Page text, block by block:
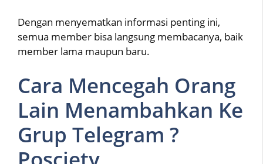
Dengan menyematkan informasi penting ini,
semua member bisa langsung membacanya, baik
member lama maupun baru.
Cara Mencegah Orang
Lain Menambahkan Ke
Grup Telegram ?